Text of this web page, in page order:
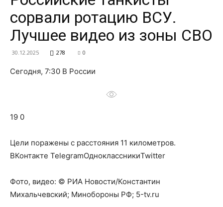
нем
сорвали ротацию ВСУ.
Лучшее видео из зоны СВО
30.12.2025 278 0
Сегодня, 7:30 В России
19 0
Цели поражены с расстояния 11 километров.
ВКонтакте TelegramОдноклассникиTwitter
Фото, видео: © РИА Новости/Константин
Михальчевский; Минобороны РФ; 5-tv.ru